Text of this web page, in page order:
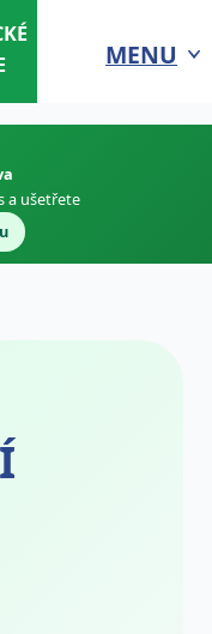
MENU
a ušetřete